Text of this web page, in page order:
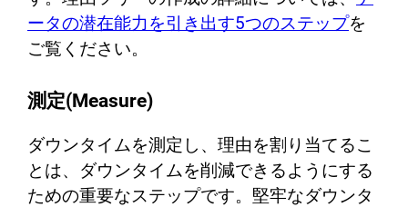
ータの潜在能力を引き出す5つのステップを
ご覧ください。
測定(Measure)
ダウンタイムを測定し、理由を割り当てるこ
とは、ダウンタイムを削減できるようにする
ための重要なステップです。堅牢なダウンタ